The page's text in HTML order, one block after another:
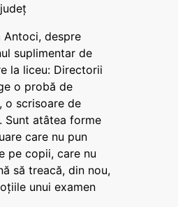
Antoci, despre
suplimentar de
la liceu: Directorii
o probă de
o scrisoare de
Sunt atâtea forme
care nu pun
pe copii, care nu
să treacă, din nou,
unui examen